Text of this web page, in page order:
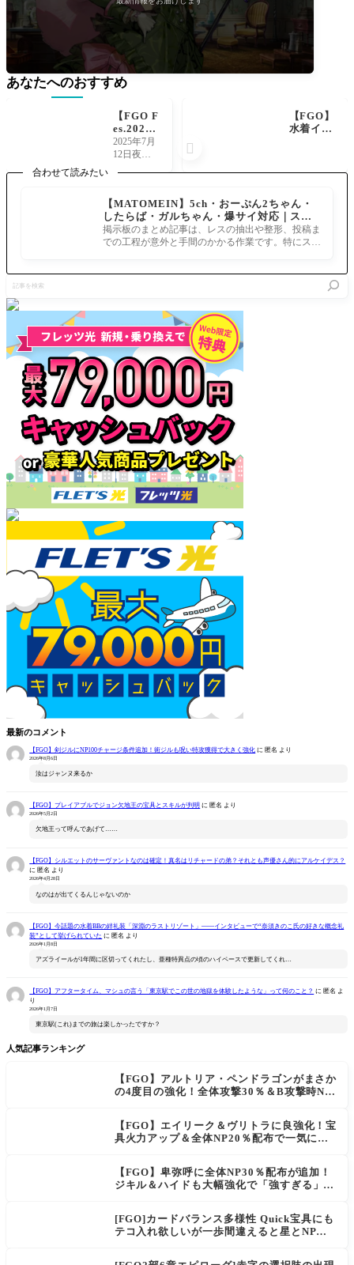
合わせて読みたい
【MATOMEIN】5ch・おーぷん2ちゃん・
したらば・ガルちゃん・爆サイ対応｜スマ
ホでまとめ記事を作れるアプリ FGOのまと
め記事ができるまで
掲示板のまとめ記事は、レスの抽出や整形、投稿ま
での工程が意外と手間のかかる作業です。特にスマ
を
検
最新のコメント
【FGO】剣ジルにNP100チャージ条件追加！術ジルも呪い特攻獲得で大きく強化 に 匿名 より
2026年8月6日
汝はジャンヌ来るか
【FGO】プレイアブルでジョン欠地王の宝具とスキルが判明 に 匿名 より
2026年5月2日
欠地王って呼んであげて……
【FGO】シルエットのサーヴァントなのは確定！真名はリチャードの弟？それとも声優さん的にアルケイデス？
に 匿名 より
2026年4月28日
なのはが出てくるんじゃないのか
【FGO】今話題の水着BBの絆礼装「深淵のラストリゾート」――インタビューで“奈須きのこ氏の好きな概念礼
装”として挙げられていた に匿名 より
2026年1月8日
アズライールが1年間に区切ってくれたし、亜種特異点の頃のハイペースで更新してくれ…
【FGO】アフタータイム、マシュの言う「東京駅でこの世の地獄を体験したような」って何のこと？ に 匿名 よ
り
2026年1月7日
東京駅(これ)までの旅は楽しかったですか？
人気記事ランキング
【FGO】アルトリア・ペンドラゴンがまさか
の4度目の強化！全体攻撃30％＆B攻撃時NP
【FGO】エイリーク＆ヴリトラに良強化！宝
具火力アップ＆全体NP20％配布で一気に使
【FGO】卑弥呼に全体NP30％配布が追加！
ジキル＆ハイドも大幅強化で「強すぎる」の
[FGO]カードバランス多様性 Quick宝具にも
テコ入れ欲しいが一歩間違えると星とNP楽
あなたへのおすすめ
【FGO F
es.202
5】新シ
ルエット
呼、壱
与、ジェ
ーンなど
予想
2025年7月
12日夜、F
5」描き下
ろしサー
ヴァント
の新たな
ルエ
【FGO】
水着イシ
ターンに
NPチャ
ージとス
タンのデ
